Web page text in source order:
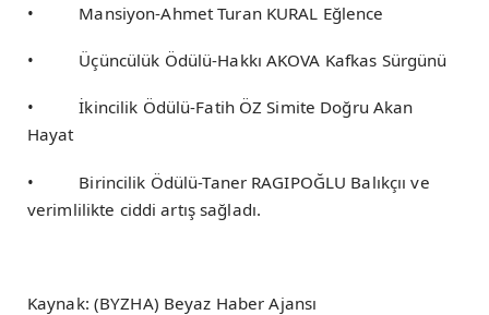
• Mansiyon-Ahmet Turan KURAL Eğlence
• Üçüncülük Ödülü-Hakkı AKOVA Kafkas Sürgünü
• İkincilik Ödülü-Fatih ÖZ Simite Doğru Akan
Hayat
• Birincilik Ödülü-Taner RAGIPOĞLU Balıkçıı ve
verimlilikte ciddi artış sağladı.
Kaynak: (BYZHA) Beyaz Haber Ajansı